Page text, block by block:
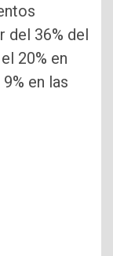
del 36% del
20% en
en las